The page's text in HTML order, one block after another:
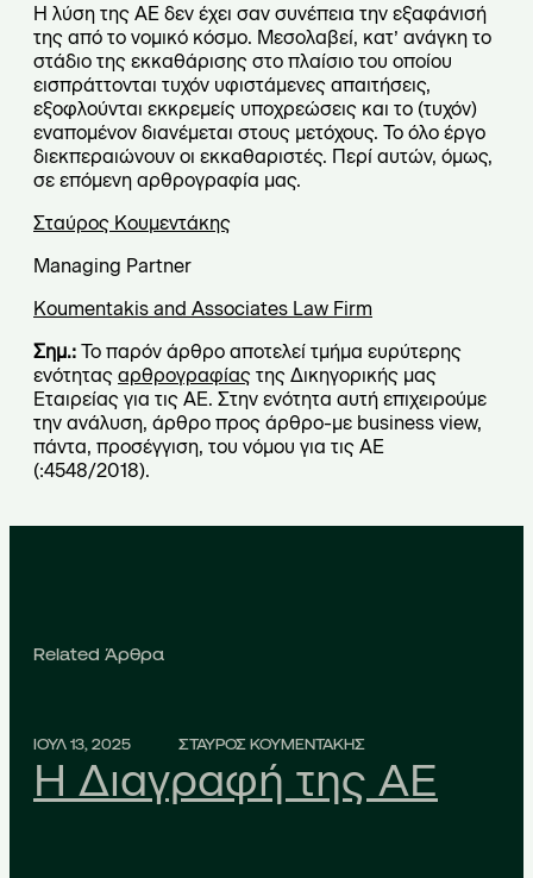
Η λύση της ΑΕ δεν έχει σαν συνέπεια την εξαφάνισή
της από το νομικό κόσμο. Μεσολαβεί, κατ’ ανάγκη το
στάδιο της εκκαθάρισης στο πλαίσιο του οποίου
εισπράττονται τυχόν υφιστάμενες απαιτήσεις,
εξοφλούνται εκκρεμείς υποχρεώσεις και το (τυχόν)
εναπομένον διανέμεται στους μετόχους. Το όλο έργο
διεκπεραιώνουν οι εκκαθαριστές. Περί αυτών, όμως,
σε επόμενη αρθρογραφία μας.
Σταύρος Κουμεντάκης
Managing Partner
Koumentakis and Associates Law Firm
Σημ.: Το παρόν άρθρο αποτελεί τμήμα ευρύτερης
ενότητας αρθρογραφίας της Δικηγορικής μας
Εταιρείας για τις ΑΕ. Στην ενότητα αυτή επιχειρούμε
την ανάλυση, άρθρο προς άρθρο-με business view,
πάντα, προσέγγιση, του νόμου για τις ΑΕ
(:4548/2018).
Related Άρθρα
ΙΟΥΛ 13, 2025 ΣΤΑΥΡΟΣ ΚΟΥΜΕΝΤΑΚΗΣ
Η Διαγραφή της ΑΕ